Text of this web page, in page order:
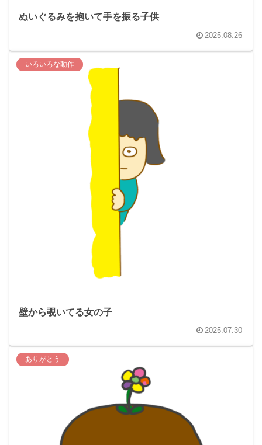
ぬいぐるみを抱いて手を振る子供
2025.08.26
いろいろな動作
壁から覗いてる女の子
2025.07.30
ありがとう